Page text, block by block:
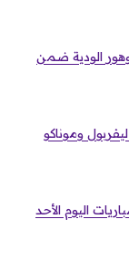
الودية ضمن
وموناكو
اليوم الأحد